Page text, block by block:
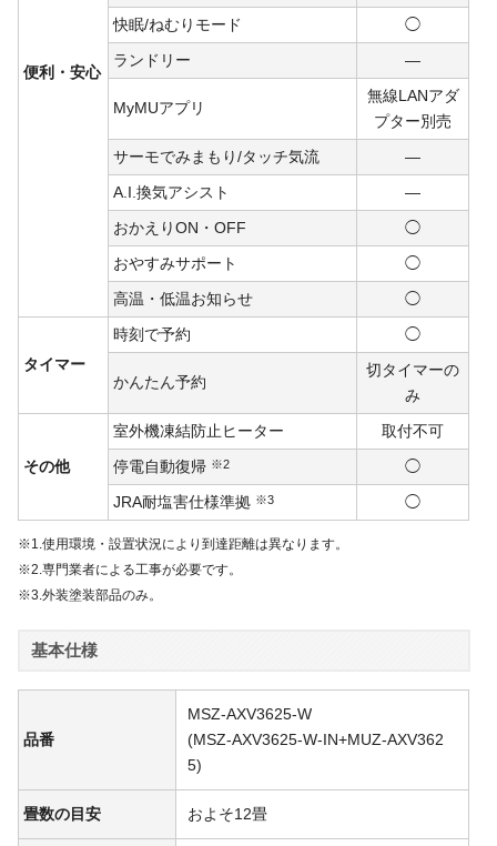
便利・安心
快眠/ねむりモード
◯
ランドリー
―
MyMUアプリ
無線LANアダ
プター別売
サーモでみまもり/タッチ気流
―
A.I.換気アシスト
―
おかえりON・OFF
◯
おやすみサポート
◯
高温・低温お知らせ
◯
タイマー
時刻で予約 ◯
かんたん予約
切タイマーの
み
その他
室外機凍結防止ヒーター
取付不可
停電自動復帰 ※2
◯
JRA耐塩害仕様準拠 ※3 ◯
※1.使用環境・設置状況により到達距離は異なります。
※2.専門業者による工事が必要です。
※3.外装塗装部品のみ。
基本仕様
品番
MSZ-AXV3625-W
(MSZ-AXV3625-W-IN+MUZ-AXV362
5)
畳数の目安 およそ12畳